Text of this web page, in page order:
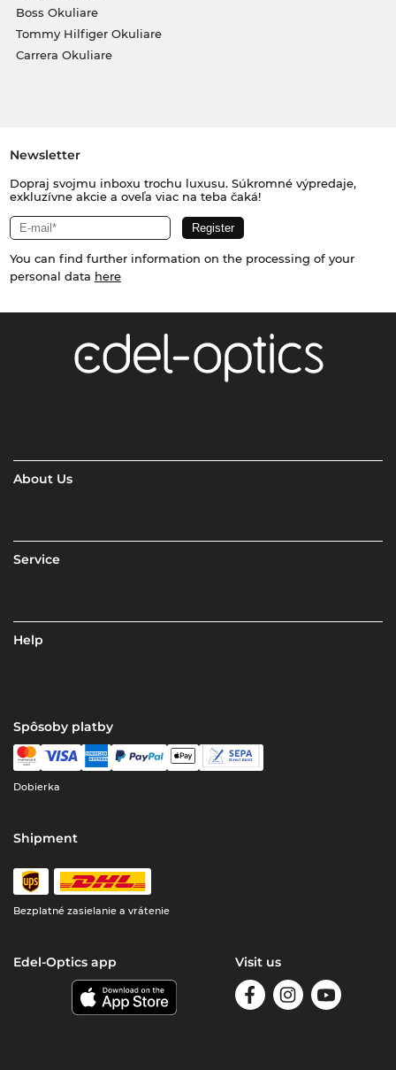
Boss Okuliare
Tommy Hilfiger Okuliare
Carrera Okuliare
Newsletter
Dopraj svojmu inboxu trochu luxusu. Súkromné výpredaje,
exkluzívne akcie a oveľa viac na teba čaká!
You can find further information on the processing of your
personal data here
About Us
Service
Help
Spôsoby platby
Dobierka
Shipment
Bezplatné zasielanie a vrátenie
Edel-Optics app Visit us